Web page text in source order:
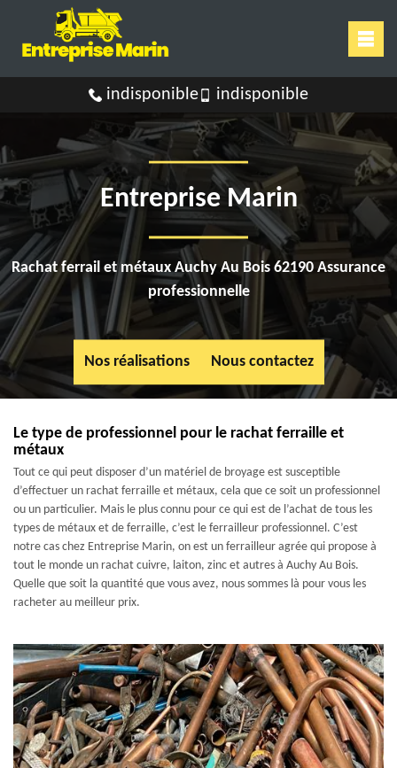
indisponible indisponible
Entreprise Marin
Rachat ferrail et métaux Auchy Au Bois 62190 Assurance
professionnelle
Nos réalisations Nous contactez
Le type de professionnel pour le rachat ferraille et
métaux
Tout ce qui peut disposer d’un matériel de broyage est susceptible
d’effectuer un rachat ferraille et métaux, cela que ce soit un professionnel
ou un particulier. Mais le plus connu pour ce qui est de l’achat de tous les
types de métaux et de ferraille, c’est le ferrailleur professionnel. C’est
notre cas chez Entreprise Marin, on est un ferrailleur agrée qui propose à
tout le monde un rachat cuivre, laiton, zinc et autres à Auchy Au Bois.
Quelle que soit la quantité que vous avez, nous sommes là pour vous les
racheter au meilleur prix.